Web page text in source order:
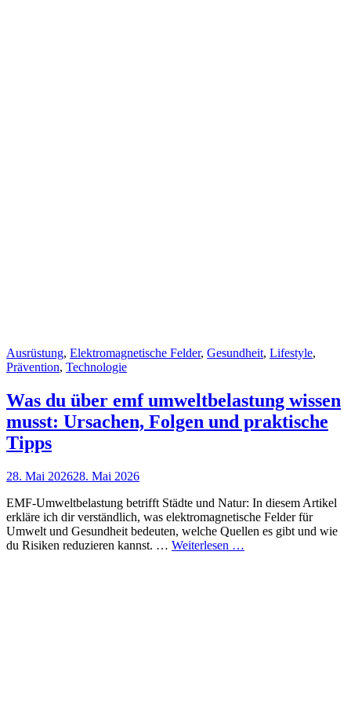
Cat
Links
Ausrüstung, Elektromagnetische Felder, Gesundheit, Lifestyle,
Prävention, Technologie
Was du über emf umweltbelastung wissen
musst: Ursachen, Folgen und praktische
Tipps
Posted
28. Mai 202628. Mai 2026
EMF-Umweltbelastung betrifft Städte und Natur: In diesem Artikel
erkläre ich dir verständlich, was elektromagnetische Felder für
Umwelt und Gesundheit bedeuten, welche Quellen es gibt und wie
du Risiken reduzieren kannst. … Weiterlesen …